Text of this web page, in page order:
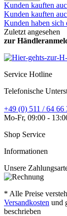
Kunden kauften
Kunden kauften
Kunden haben sich
Zuletzt angesehen
zur
Service Hotline
Telefonische
+49 (0) 511 / 64 66
Mo-Fr, 09:00 -
Shop Service
Informationen
Unsere
* Alle Preise
Versandkosten und
beschrieben